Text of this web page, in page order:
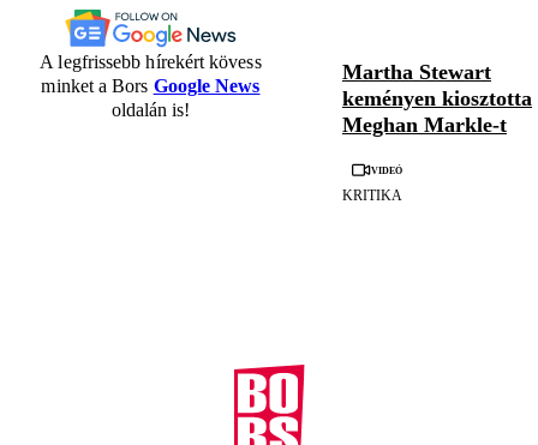
A legfrissebb hírekért kövess
minket a Bors Google News
oldalán is!
Martha Stewart
keményen kiosztotta
Meghan Markle-t
Videó
KRITIKA